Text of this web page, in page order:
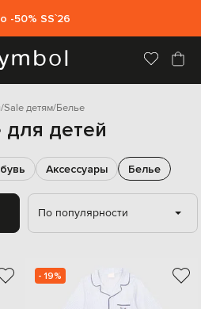
-50% SS`26
Sale детям Белье
для детей
Аксессуары Белье
По популярности
- 19%